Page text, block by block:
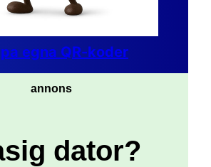
egna QR-koder
annons
dator?